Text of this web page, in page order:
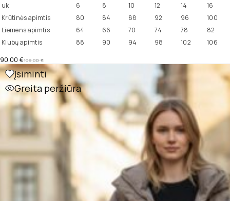
uk
6 8 10 12 14
16
Krūtinės apimtis
80 84 88 92 96
100
Liemens apimtis
64 66 70 74 78
82
Klubų apimtis
88 90 94 98 102 106
109,00€
90,00 €
Įsiminti
Greita peržiūra